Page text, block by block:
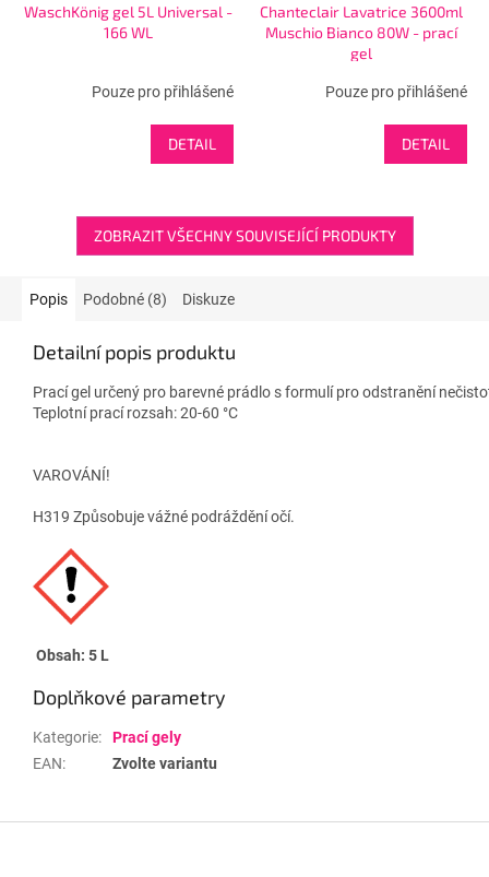
WaschKönig gel 5L Universal -
166 WL
Pouze pro přihlášené
DETAIL
Chanteclair Lavatrice 3600ml
Muschio Bianco 80W - prací
gel
Pouze pro přihlášené
DETAIL
ZOBRAZIT VŠECHNY SOUVISEJÍCÍ PRODUKTY
Popis Podobné (8) Diskuze
Detailní popis produktu
Prací gel určený pro barevné prádlo s formulí pro odstranění
Teplotní prací rozsah: 20-60 °C
VAROVÁNÍ!
H319 Způsobuje vážné podráždění očí.
Obsah: 5 L
Doplňkové parametry
Kategorie:
Prací gely
EAN: Zvolte variantu